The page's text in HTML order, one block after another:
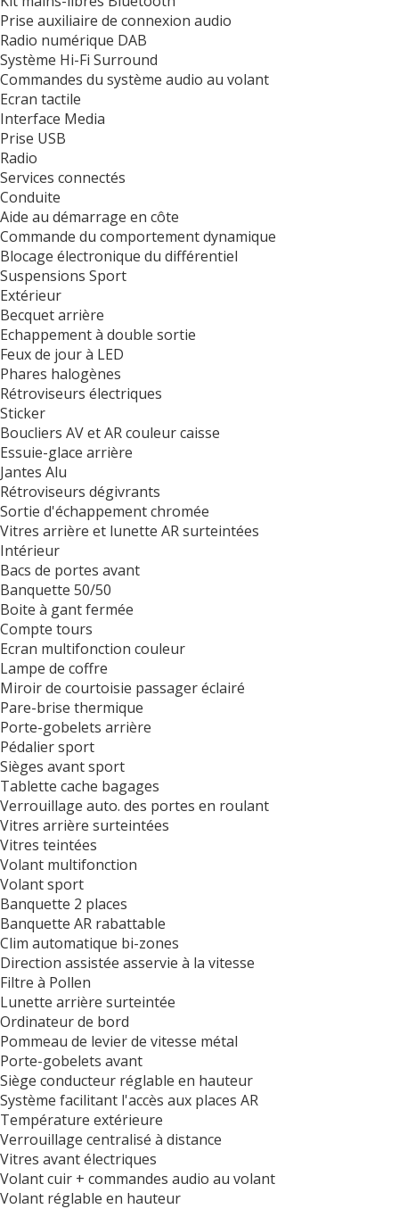
Prise auxiliaire de connexion audio
Radio numérique DAB
Système Hi-Fi Surround
Commandes du système audio au volant
Ecran tactile
Interface Media
Prise USB
Radio
Services connectés
Conduite
Aide au démarrage en côte
Commande du comportement dynamique
Blocage électronique du différentiel
Suspensions Sport
Extérieur
Becquet arrière
Echappement à double sortie
Feux de jour à LED
Phares halogènes
Rétroviseurs électriques
Sticker
Boucliers AV et AR couleur caisse
Essuie-glace arrière
Jantes Alu
Rétroviseurs dégivrants
Sortie d'échappement chromée
Vitres arrière et lunette AR surteintées
Intérieur
Bacs de portes avant
Banquette 50/50
Boite à gant fermée
Compte tours
Ecran multifonction couleur
Lampe de coffre
Miroir de courtoisie passager éclairé
Pare-brise thermique
Porte-gobelets arrière
Pédalier sport
Sièges avant sport
Tablette cache bagages
Verrouillage auto. des portes en roulant
Vitres arrière surteintées
Vitres teintées
Volant multifonction
Volant sport
Banquette 2 places
Banquette AR rabattable
Clim automatique bi-zones
Direction assistée asservie à la vitesse
Filtre à Pollen
Lunette arrière surteintée
Ordinateur de bord
Pommeau de levier de vitesse métal
Porte-gobelets avant
Siège conducteur réglable en hauteur
Système facilitant l'accès aux places AR
Température extérieure
Verrouillage centralisé à distance
Vitres avant électriques
Volant cuir + commandes audio au volant
Volant réglable en hauteur